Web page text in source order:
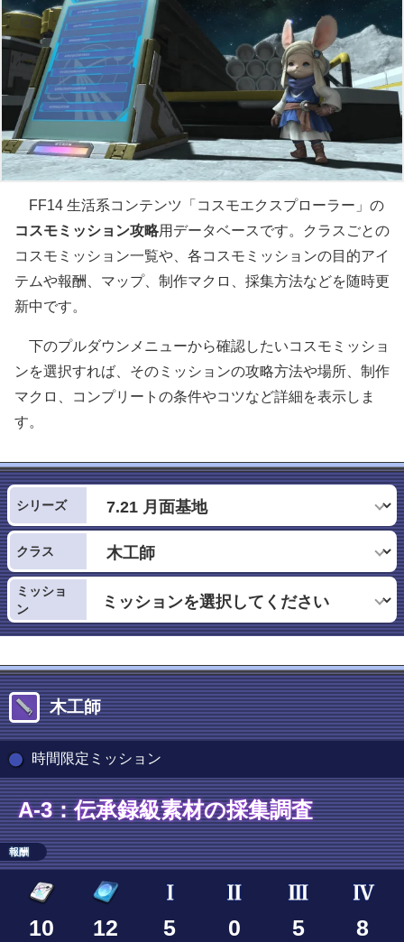
FF14 生活系コンテンツ「コスモエクスプローラー」の
コスモミッション攻略用データベースです。クラスごとの
コスモミッション一覧や、各コスモミッションの目的アイ
テムや報酬、マップ、制作マクロ、採集方法などを随時更
新中です。
下のプルダウンメニューから確認したいコスモミッショ
ンを選択すれば、そのミッションの攻略方法や場所、制作
マクロ、コンプリートの条件やコツなど詳細を表示しま
す。
シリーズ
クラス
ミッショ
ン
木工師
時間限定ミッション
A-3：伝承録級素材の採集調査
報酬
10 12 5 0 5 8